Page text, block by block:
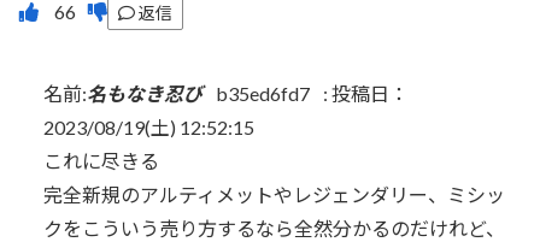
返信
名前:名もなき忍び b35ed6fd7 : 投稿日：
2023/08/19(土) 12:52:15
これに尽きる
完全新規のアルティメットやレジェンダリー、ミシッ
クをこういう売り方するなら全然分かるのだけれど、